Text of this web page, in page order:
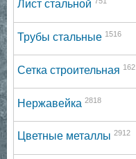
Лист стальной
Трубы стальные 1516
Сетка строительная 162
Нержавейка 2818
Цветные металлы 2912